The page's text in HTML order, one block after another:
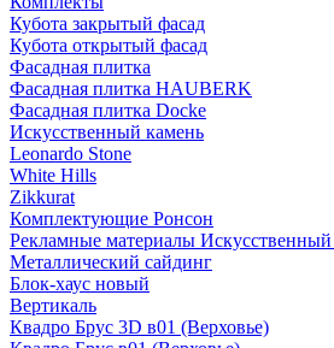
Кубота закрытый фасад
Кубота открытый фасад
Фасадная плитка
Фасадная плитка HAUBERK
Фасадная плитка Docke
Искусственный камень
Leonardo Stone
White Hills
Zikkurat
Комплектующие Ронсон
Рекламные материалы Искусственный
Металлический сайдинг
Блок-хаус новый
Вертикаль
Квадро Брус 3D в01 (Верховье)